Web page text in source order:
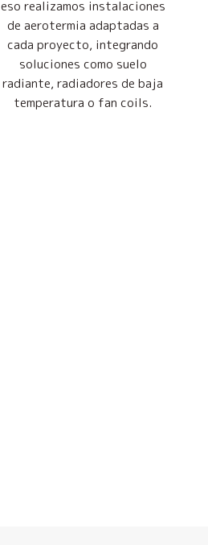
eso realizamos instalaciones
de aerotermia adaptadas a
cada proyecto, integrando
soluciones como suelo
radiante, radiadores de baja
temperatura o fan coils.